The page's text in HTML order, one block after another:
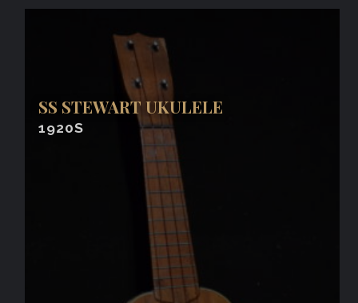
SS STEWART UKULELE
1920S